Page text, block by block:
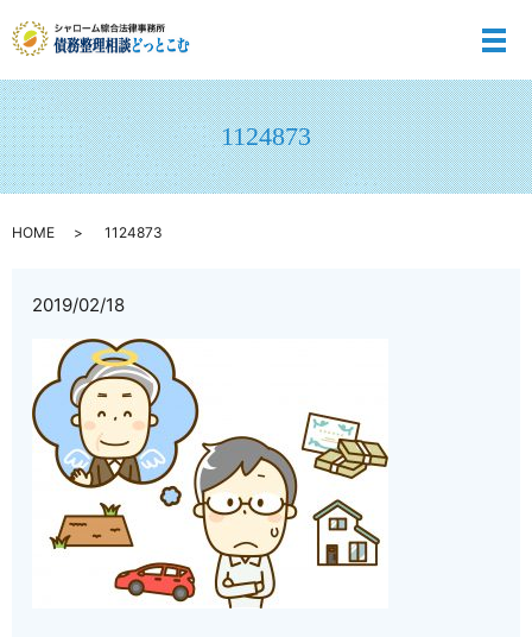
メ
1124873
HOME 1124873
2019/02/18